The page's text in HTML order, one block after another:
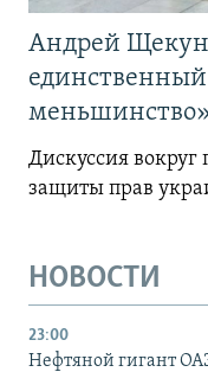
Андрей
Дискуссия вокруг
защиты прав
НОВОСТИ
23:00
Нефтяной гигант